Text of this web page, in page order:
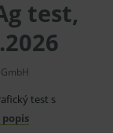
test,
test s